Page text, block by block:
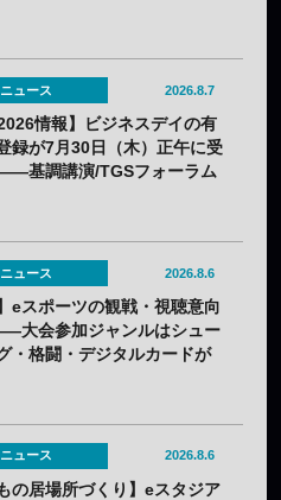
ニュース 2026.8.7
情報】ビジネスデイの有
録が7月30日（木）正午に受
基調講演/TGSフォーラム
ニュース 2026.8.6
eスポーツの観戦・視聴意向
大会参加ジャンルはシュー
・格闘・デジタルカードが
ニュース 2026.8.6
の居場所づくり】eスタジア